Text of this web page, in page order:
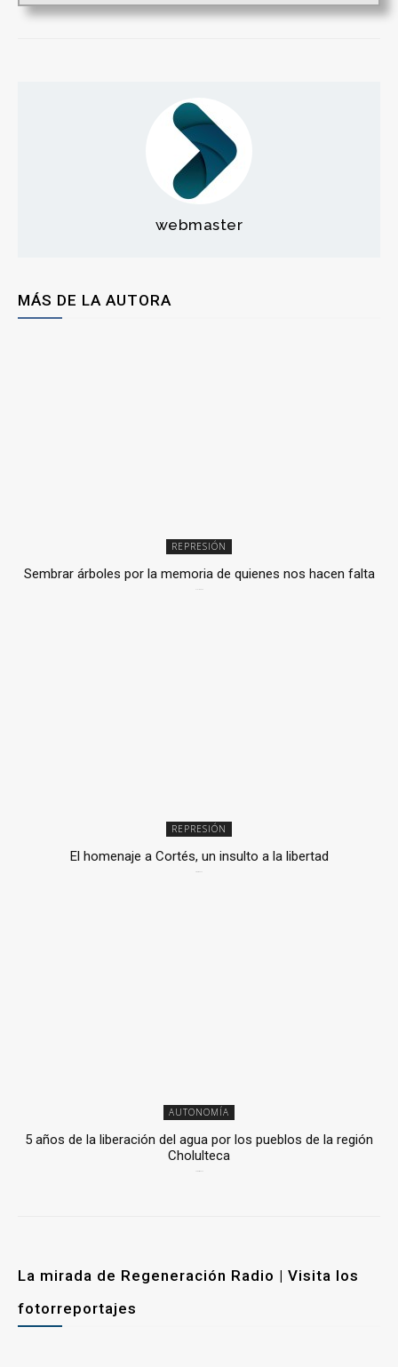
webmaster
MÁS DE LA AUTORA
REPRESIÓN
Sembrar árboles por la memoria de quienes nos hacen falta
REPRESIÓN
El homenaje a Cortés, un insulto a la libertad
AUTONOMÍA
5 años de la liberación del agua por los pueblos de la región
Cholulteca
La mirada de Regeneración Radio | Visita los
fotorreportajes